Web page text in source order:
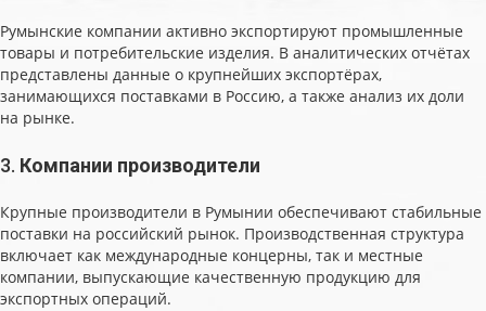
Румынские компании активно экспортируют промышленные
товары и потребительские изделия. В аналитических отчётах
представлены данные о крупнейших экспортёрах,
занимающихся поставками в Россию, а также анализ их доли
на рынке.
3. Компании производители
Крупные производители в Румынии обеспечивают стабильные
поставки на российский рынок. Производственная структура
включает как международные концерны, так и местные
компании, выпускающие качественную продукцию для
экспортных операций.